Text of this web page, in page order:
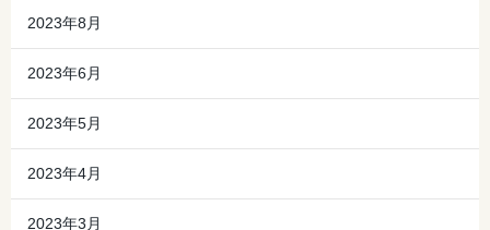
2023年8月
2023年6月
2023年5月
2023年4月
2023年3月